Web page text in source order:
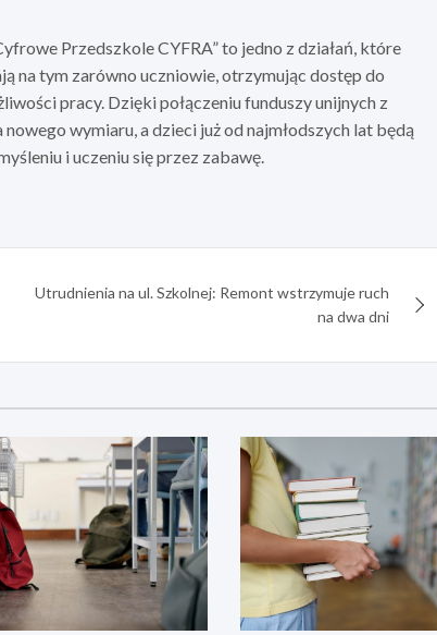
Przedszkole CYFRA” to jedno z działań, które
na tym zarówno uczniowie, otrzymując dostęp do
pracy. Dzięki połączeniu funduszy unijnych z
wymiaru, a dzieci już od najmłodszych lat będą
i uczeniu się przez zabawę.
Utrudnienia na ul. Szkolnej: Remont wstrzymuje ruch
na dwa dni